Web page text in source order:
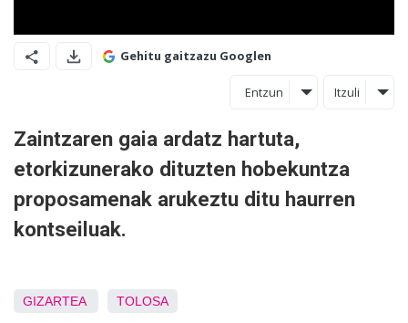
Gehitu gaitzazu Googlen
Entzun Itzuli
Zaintzaren gaia ardatz hartuta,
etorkizunerako dituzten hobekuntza
proposamenak arukeztu ditu haurren
kontseiluak.
GIZARTEA TOLOSA